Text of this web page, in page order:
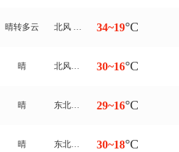
晴转多云 北风 一二级 34~19°C
晴 北风转东北风 一二级 30~16°C
晴 东北风 一二级 29~16°C
晴 东北风转东风 一二级 30~18°C